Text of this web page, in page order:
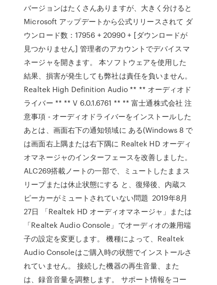
バージョンはたくさんありますが、大きく分けると
Microsoft アップデートから公式リリースされて ダ
ウンロード数：17956 + 20990 + [ダウンロードが
見つかりません] 管理者のアカウントでデバイスマ
ネージャを開きます。 本ソフトウェアを使用した
結果、損害が発生しても弊社は責任を負いません。
Realtek High Definition Audio ** ** オーディオド
ライバー ** ** V 6.0.1.6761 ** ** 富士通株式会社 注
意事項 - オーディオドライバーをインストールした
あとは、画面右下の通知領域に ある(Windows 8 で
は画面右上隅または右下隅に Realtek HD オーディ
オマネージャのインターフェースを改善しました。
ALC269搭載ノートの一部で、ミュートしたままス
リープまたは休止状態にする と、復帰後、内蔵ス
ピーカーがミュートされていない問題 2019年8月
27日 「Realtek HD オーディオマネージャ」または
「Realtek Audio Console」でオーディオの兼用端
子の設定を変更します。 機種によって、Realtek
Audio Consoleはご購入時の状態でインストールさ
れていません。 接続した機器の再生音量、また
は、録音音量を調整します。 サポート情報をコー